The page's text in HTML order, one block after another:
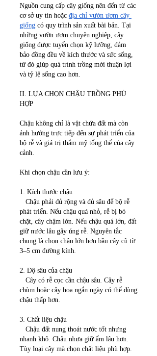
Nguồn cung cấp cây giống nên đến từ các
cơ sở uy tín hoặc địa chỉ vườn ươm cây
giống có quy trình sản xuất bài bản. Tại
những vườn ươm chuyên nghiệp, cây
giống được tuyển chọn kỹ lưỡng, đảm
bảo đồng đều về kích thước và sức sống,
từ đó giúp quá trình trồng mới thuận lợi
và tỷ lệ sống cao hơn.
II. LỰA CHỌN CHẬU TRỒNG PHÙ
HỢP
Chậu không chỉ là vật chứa đất mà còn
ảnh hưởng trực tiếp đến sự phát triển của
bộ rễ và giá trị thẩm mỹ tổng thể của cây
cảnh.
Khi chọn chậu cần lưu ý:
1. Kích thước chậu
Chậu phải đủ rộng và đủ sâu để bộ rễ
phát triển. Nếu chậu quá nhỏ, rễ bị bó
chặt, cây chậm lớn. Nếu chậu quá lớn, đất
giữ nước lâu gây úng rễ. Nguyên tắc
chung là chọn chậu lớn hơn bầu cây cũ từ
3–5 cm đường kính.
2. Độ sâu của chậu
Cây có rễ cọc cần chậu sâu. Cây rễ
chùm hoặc cây hoa ngắn ngày có thể dùng
chậu thấp hơn.
3. Chất liệu chậu
Chậu đất nung thoát nước tốt nhưng
nhanh khô. Chậu nhựa giữ ẩm lâu hơn.
Tùy loại cây mà chọn chất liệu phù hợp.